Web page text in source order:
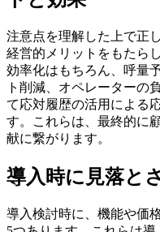
注意点を理解した上で正
経営的メリットをもたら
効率化はもちろん、呼量
ト削減 、オペレーターの
て応対履歴の活用による
す。これらは、最終的に
献に繋がります。
導入時に見落と
導入検討時に、機能や価